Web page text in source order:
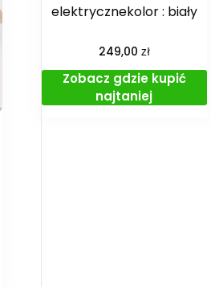
elektrycznekolor : biały
249,00 zł
Zobacz gdzie kupić
najtaniej